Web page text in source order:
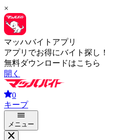
×
マッハバイトアプリ
アプリでお得にバイト探し！
無料ダウンロードはこちら
開く
0
キープ
メニュー